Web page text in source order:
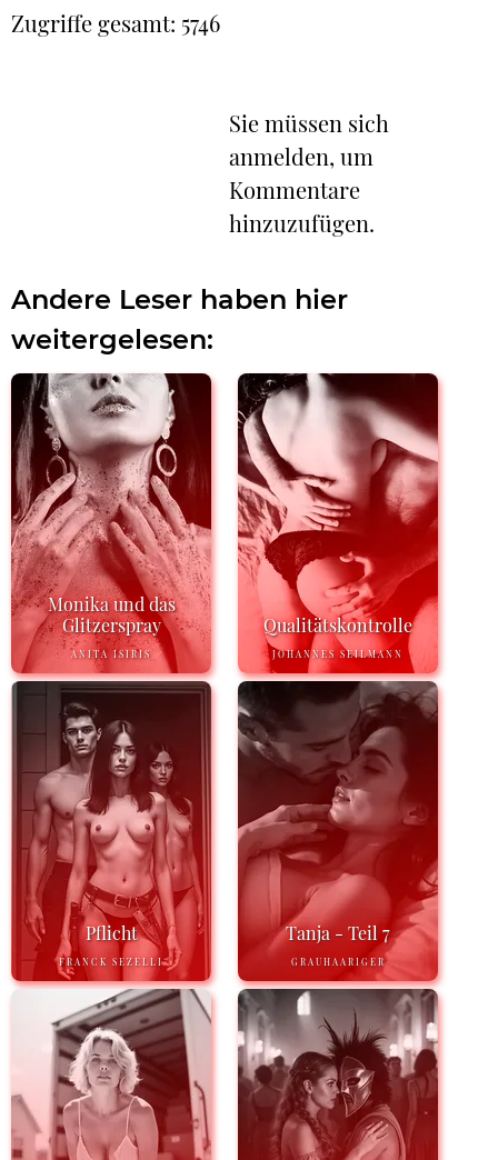
Zugriffe gesamt: 5746
Sie müssen sich
anmelden, um
Kommentare
hinzuzufügen.
Andere Leser haben hier
weitergelesen:
Monika und das
Glitzerspray
ANITA ISIRIS
Qualitätskontrolle
JOHANNES SEILMANN
Pflicht
FRANCK SEZELLI
Tanja - Teil 7
GRAUHAARIGER